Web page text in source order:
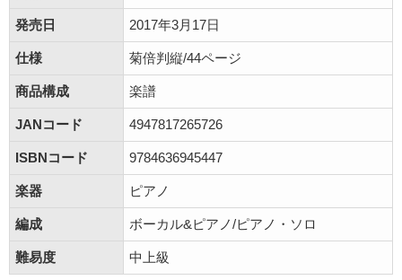
発売日 2017年3月17日
仕様 菊倍判縦/44ページ
商品構成 楽譜
JANコード 4947817265726
ISBNコード 9784636945447
楽器 ピアノ
編成 ボーカル&ピアノ/ピアノ・ソロ
難易度 中上級